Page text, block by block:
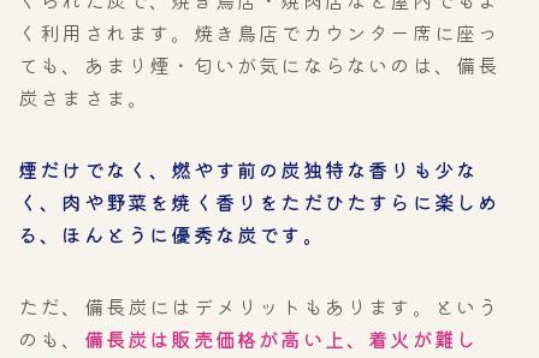
く利用されます。焼き鳥店でカウンター席に座っ
ても、あまり煙・匂いが気にならないのは、備長
炭さまさま。
煙だけでなく、燃やす前の炭独特な香りも少な
く、肉や野菜を焼く香りをただひたすらに楽しめ
る、ほんとうに優秀な炭です。
ただ、備長炭にはデメリットもあります。という
のも、 備長炭は販売価格が高い上、着火が難し